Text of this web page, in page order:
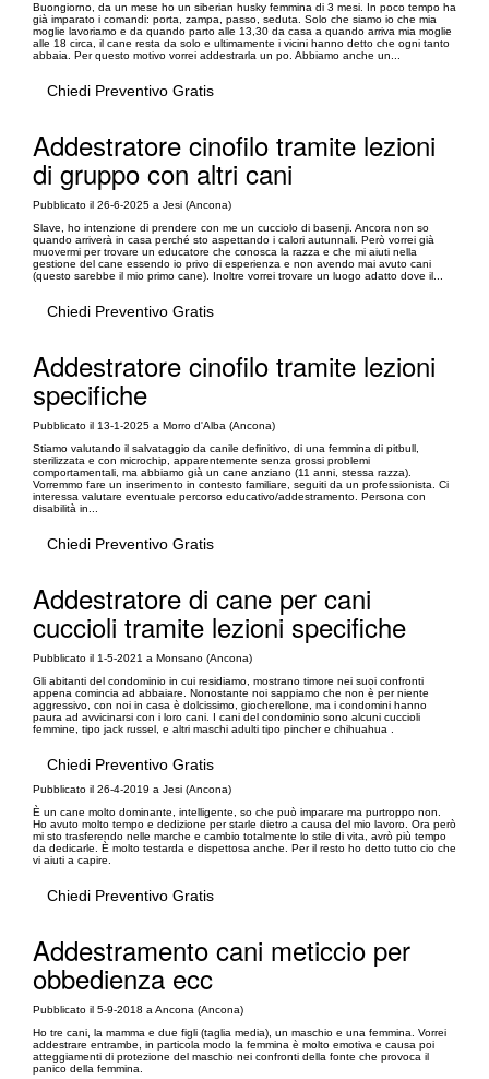
Buongiorno, da un mese ho un siberian husky femmina di 3 mesi. In poco tempo ha
già imparato i comandi: porta, zampa, passo, seduta. Solo che siamo io che mia
moglie lavoriamo e da quando parto alle 13,30 da casa a quando arriva mia moglie
alle 18 circa, il cane resta da solo e ultimamente i vicini hanno detto che ogni tanto
abbaia. Per questo motivo vorrei addestrarla un po. Abbiamo anche un...
Chiedi Preventivo Gratis
Addestratore cinofilo tramite lezioni
di gruppo con altri cani
Pubblicato il 26-6-2025 a Jesi (Ancona)
Slave, ho intenzione di prendere con me un cucciolo di basenji. Ancora non so
quando arriverà in casa perché sto aspettando i calori autunnali. Però vorrei già
muovermi per trovare un educatore che conosca la razza e che mi aiuti nella
gestione del cane essendo io privo di esperienza e non avendo mai avuto cani
(questo sarebbe il mio primo cane). Inoltre vorrei trovare un luogo adatto dove il...
Chiedi Preventivo Gratis
Addestratore cinofilo tramite lezioni
specifiche
Pubblicato il 13-1-2025 a Morro d'Alba (Ancona)
Stiamo valutando il salvataggio da canile definitivo, di una femmina di pitbull,
sterilizzata e con microchip, apparentemente senza grossi problemi
comportamentali, ma abbiamo già un cane anziano (11 anni, stessa razza).
Vorremmo fare un inserimento in contesto familiare, seguiti da un professionista. Ci
interessa valutare eventuale percorso educativo/addestramento. Persona con
disabilità in...
Chiedi Preventivo Gratis
Addestratore di cane per cani
cuccioli tramite lezioni specifiche
Pubblicato il 1-5-2021 a Monsano (Ancona)
Gli abitanti del condominio in cui residiamo, mostrano timore nei suoi confronti
appena comincia ad abbaiare. Nonostante noi sappiamo che non è per niente
aggressivo, con noi in casa è dolcissimo, giocherellone, ma i condomini hanno
paura ad avvicinarsi con i loro cani. I cani del condominio sono alcuni cuccioli
femmine, tipo jack russel, e altri maschi adulti tipo pincher e chihuahua .
Chiedi Preventivo Gratis
Pubblicato il 26-4-2019 a Jesi (Ancona)
È un cane molto dominante, intelligente, so che può imparare ma purtroppo non.
Ho avuto molto tempo e dedizione per starle dietro a causa del mio lavoro. Ora però
mi sto trasferendo nelle marche e cambio totalmente lo stile di vita, avrò più tempo
da dedicarle. È molto testarda e dispettosa anche. Per il resto ho detto tutto cio che
vi aiuti a capire.
Chiedi Preventivo Gratis
Addestramento cani meticcio per
obbedienza ecc
Pubblicato il 5-9-2018 a Ancona (Ancona)
Ho tre cani, la mamma e due figli (taglia media), un maschio e una femmina. Vorrei
addestrare entrambe, in particola modo la femmina è molto emotiva e causa poi
atteggiamenti di protezione del maschio nei confronti della fonte che provoca il
panico della femmina.